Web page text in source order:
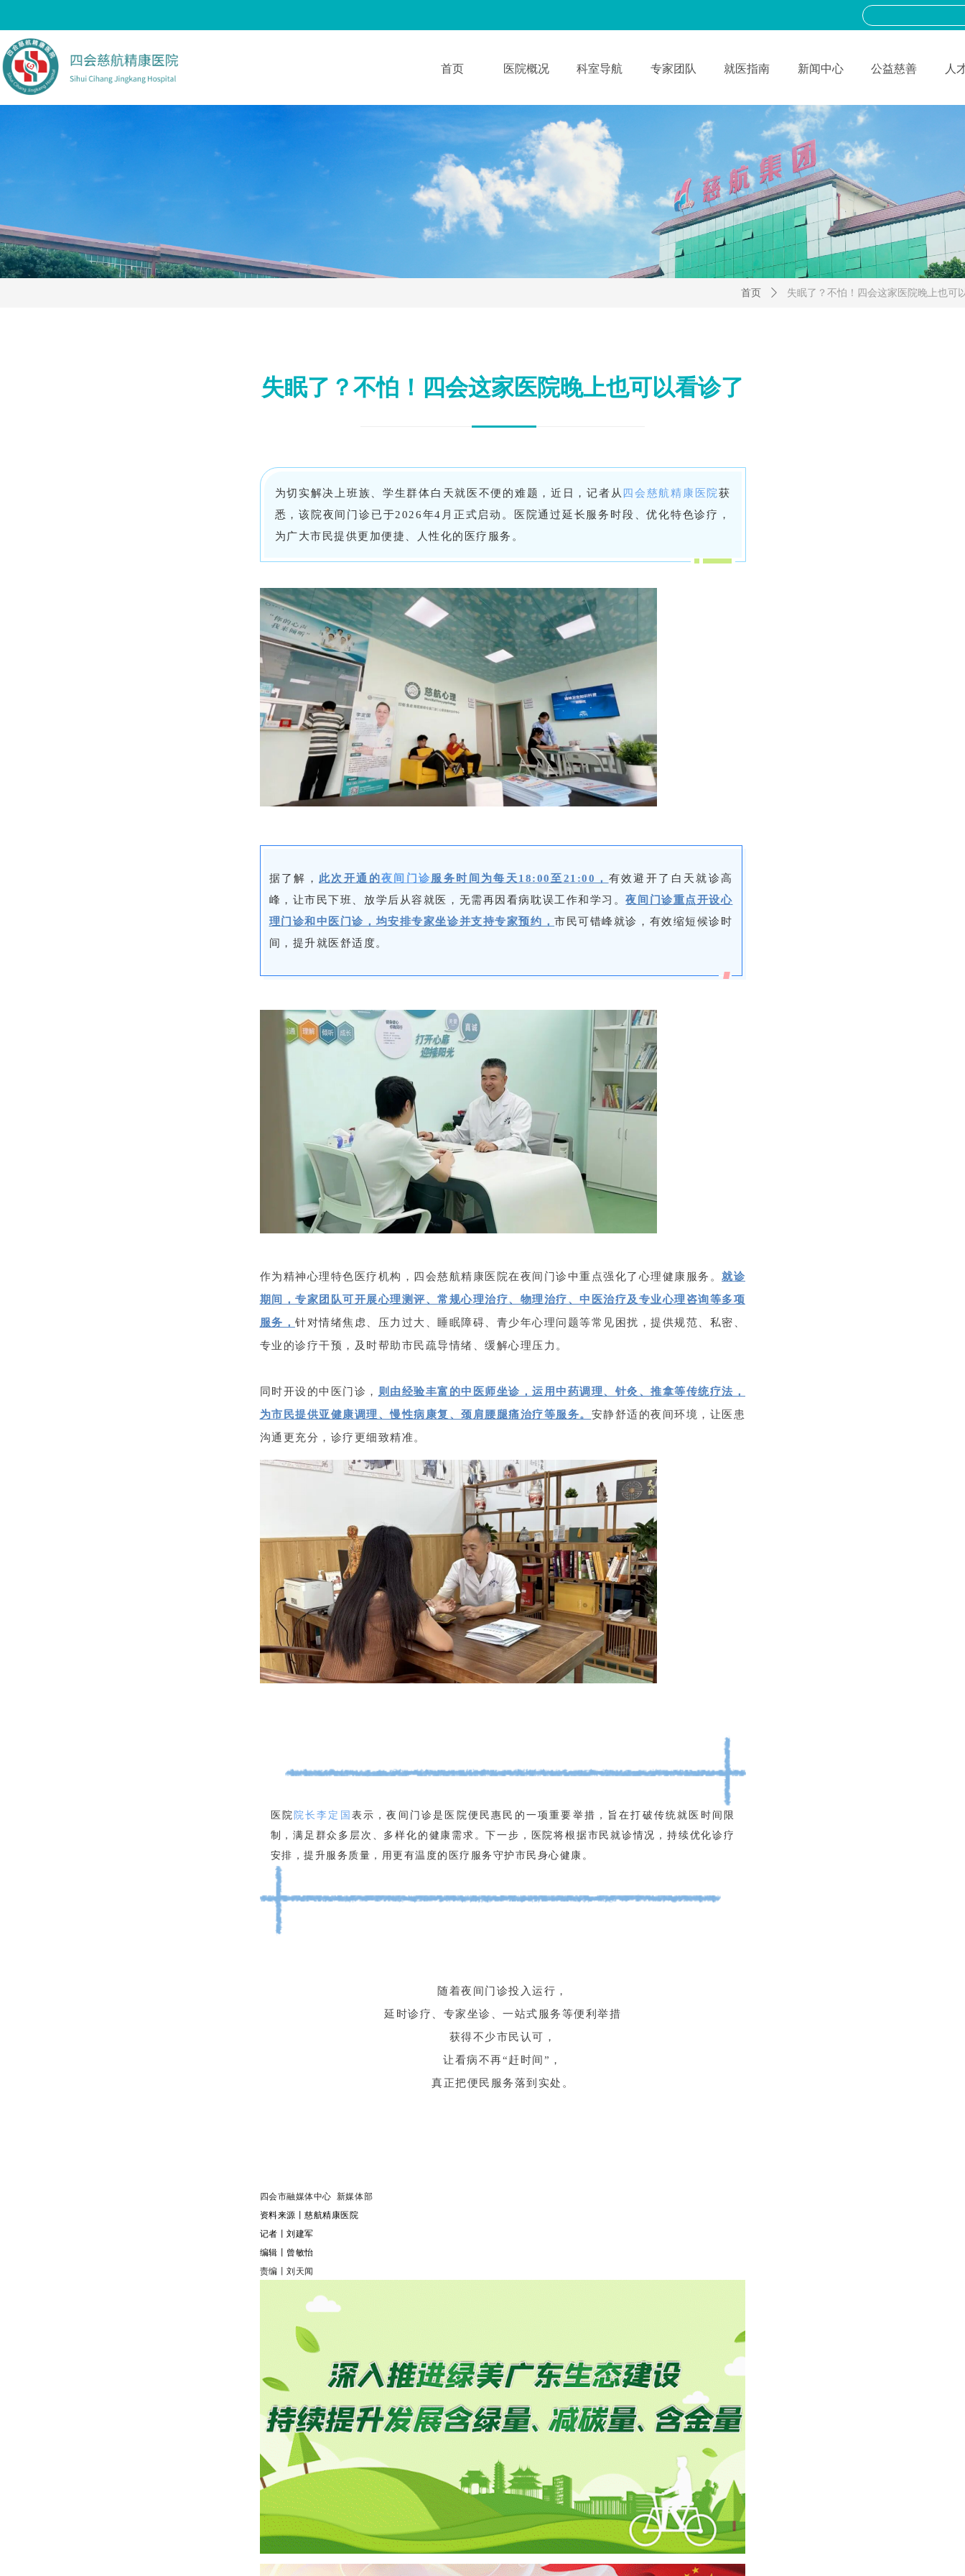
首页 医院概况 科室导航 专家团队 就医指南 新闻中心 公益慈善 人
失眠了？不怕！四会这家医院晚上也可以看诊了
为切实解决上班族、学生群体白天就医不便的难题，近日，记者从 四会慈航精康医院获
悉，该院夜间门诊已于2026年4月正式启动。医院通过延长服务时段、优化特色诊疗，
为广大市民提供更加便捷、人性化的医疗服务。
据了解， 此次开通的夜间门诊服务时间为每天18:00至21:00， 有效避开了白天就诊高
峰，让市民下班、放学后从容就医，无需再因看病耽误工作和学习。夜间门诊重点开设心
理门诊和中医门诊，均安排专家坐诊并支持专家预约，市民可错峰就诊，有效缩短候诊时
间，提升就医舒适度。
作为精神心理特色医疗机构，四会慈航精康医院在夜间门诊中重点强化了心理健康服务。 就诊
期间，专家团队可开展心理测评、常规心理治疗、物理治疗、中医治疗及专业心理咨询等多项
服务， 针对情绪焦虑、压力过大、睡眠障碍、青少年心理问题等常见困扰，提供规范、私密、
专业的诊疗干预，及时帮助市民疏导情绪、缓解心理压力。
同时开设的中医门诊， 则 由经验丰富的中医师坐诊，运用中药调理、针灸、推拿等传统疗法，
为市民提供亚健康调理、慢性病康复、颈肩腰腿痛治疗等服务。 安静舒适的夜间环境，让医患
沟通更充分，诊疗更细致精准。
医院 院长李定国 表示，夜间门诊是医院便民惠民的一项重要举措，旨在打破传统就医时间限
制，满足群众多层次、多样化的健康需求。下一步，医院将根据市民就诊情况，持续优化诊疗
安排，提升服务质量，用更有温度的医疗服务守护市民身心健康。
随着夜间门诊投入运行，
延时诊疗、专家坐诊、一站式服务等便利举措
获得不少市民认可，
让看病不再“赶时间”，
真正把便民服务落到实处。
四会市融媒体中心 新媒体部
资料来源丨慈航精康医院
记者丨刘建军
编辑丨曾敏怡
责编丨刘天闻
首页 ꄲ 失眠了？不怕！四会这家医院晚上也可